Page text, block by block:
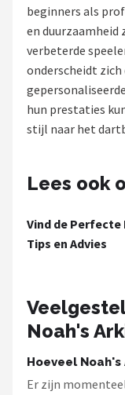
Dartshop
POPULAIRE
Target
Winmau
Dart
ABC Darts
Harrows
Unicorn
beginners als
en duurzaamheid
verbeterde
onderscheidt
hun prestaties
stijl naar het
Lees ook
Vind de
Tips en Advies
Noah's
Hoeveel
Er zijn